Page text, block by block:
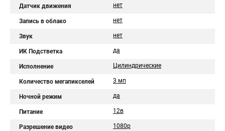
Датчик движения нет
Запись в облако нет
Звук нет
ИК Подстветка да
Исполнение Цилиндрические
Количество мегапикселей 3 мп
Ночной режим да
Питание 12в
Разрешение видео 1080p